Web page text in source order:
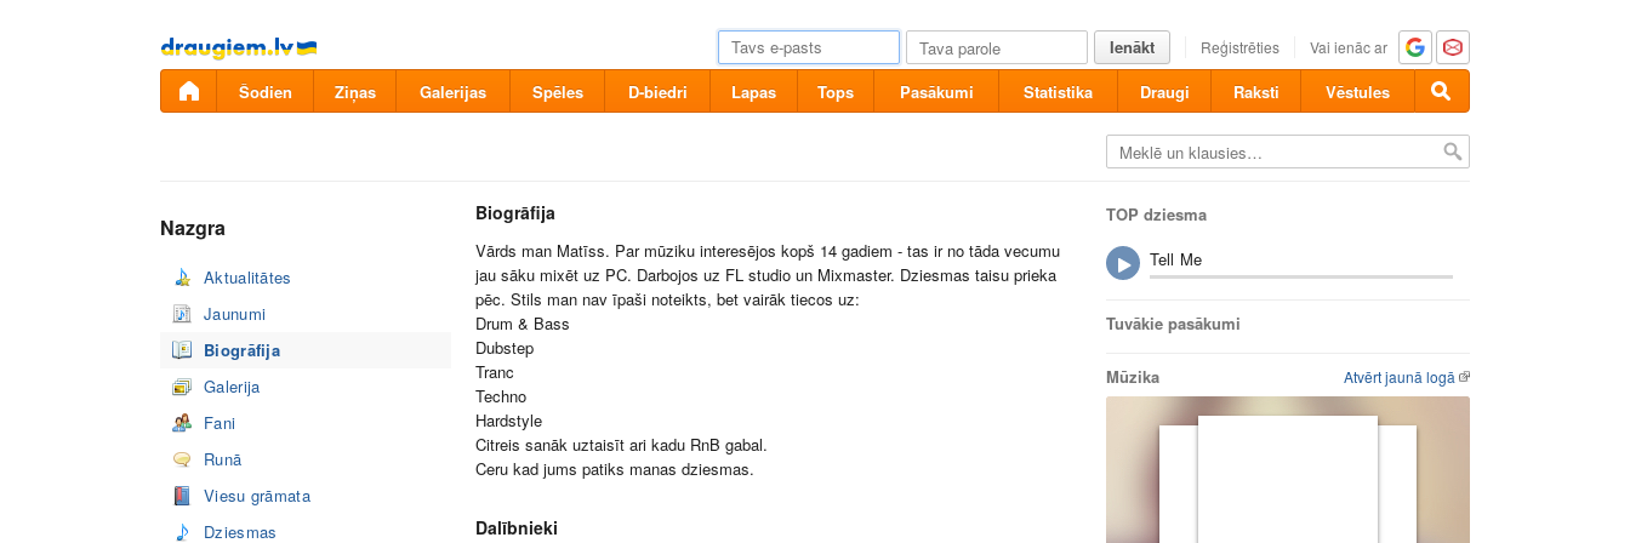
Pāriet
uz
saturu
Ienākt Reģistrēties Vai ienāc ar
Šodien Ziņas Galerijas Spēles D-biedri Lapas Tops Pasākumi Statistika Draugi Raksti Vēstules
Nazgra
Aktualitātes
Jaunumi
Biogrāfija
Galerija
Fani
Runā
Viesu grāmata
Dziesmas
Biogrāfija
Vārds man Matīss. Par mūziku interesējos kopš 14 gadiem - tas ir no tāda vecumu
jau sāku mixēt uz PC. Darbojos uz FL studio un Mixmaster. Dziesmas taisu prieka
pēc. Stils man nav īpaši noteikts, bet vairāk tiecos uz:
Drum & Bass
Dubstep
Tranc
Techno
Hardstyle
Citreis sanāk uztaisīt ari kadu RnB gabal.
Ceru kad jums patiks manas dziesmas.
Dalībnieki
TOP dziesma
Tell Me
Tuvākie pasākumi
Atvērt jaunā logā
Mūzika